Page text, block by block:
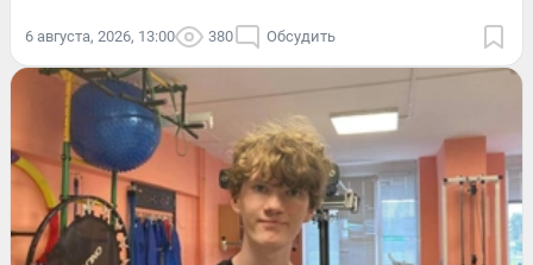
6 августа, 2026, 13:00 380 Обсудить